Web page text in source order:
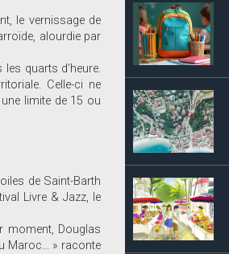
le vernissage de
alourdie par
quarts d’heure.
Celle-ci ne
limite de 15 ou
de Saint-Barth
Livre & Jazz, le
moment, Douglas
Maroc… » raconte